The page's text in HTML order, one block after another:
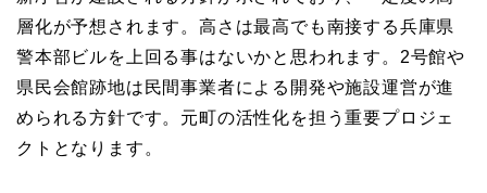
層化が予想されます。高さは最高でも南接する兵庫県
警本部ビルを上回る事はないかと思われます。2号館や
県民会館跡地は民間事業者による開発や施設運営が進
められる方針です。元町の活性化を担う重要プロジェ
クトとなります。